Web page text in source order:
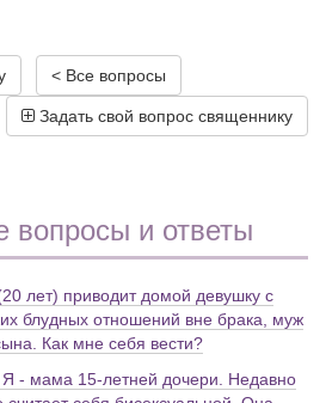
< Все вопросы
Задать свой вопрос священнику
вопросы и ответы
лет) приводит домой девушку с
блудных отношений вне брака, муж
Как мне себя вести?
Я - мама 15-летней дочери. Недавно